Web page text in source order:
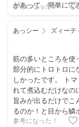
があって、簡単にで
にならず素直に美味
良い。 おうちの定番
餡かけを全部かける
ないと野菜炒め的風
参考になった！
あっシー ズィーテ
筋の多いところを使
部分的にトロトロに
しかったです。 ト
れて煮込むだけなの
旨みが出るだけでこ
るのか！と目から鱗
終始テンション上が
参考になった！